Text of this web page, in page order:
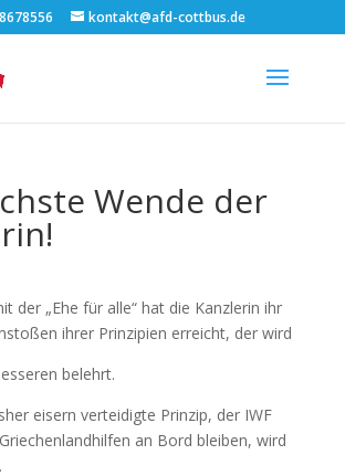
kontakt@afd-cottbus.de
Wende der
der „Ehe für alle“ hat die Kanzlerin ihr
ihrer Prinzipien erreicht, der wird
belehrt.
eisern verteidigte Prinzip, der IWF
an Bord bleiben, wird